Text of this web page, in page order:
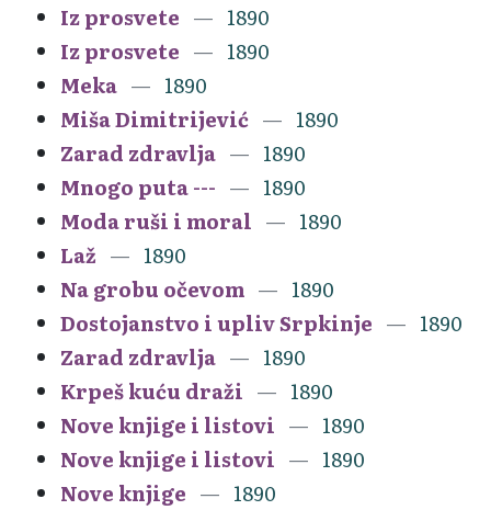
Iz prosvete
1890
Iz prosvete
1890
Meka
1890
Miša Dimitrijević
1890
Zarad zdravlja
1890
Mnogo puta ---
1890
Moda ruši i moral
1890
Laž
1890
Na grobu očevom
1890
Dostojanstvo i upliv Srpkinje
1890
Zarad zdravlja
1890
Krpeš kuću draži
1890
Nove knjige i listovi
1890
Nove knjige i listovi
1890
Nove knjige
1890